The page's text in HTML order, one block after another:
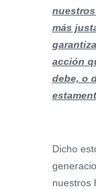
más
acción
debe, o
Dicho
nuestros